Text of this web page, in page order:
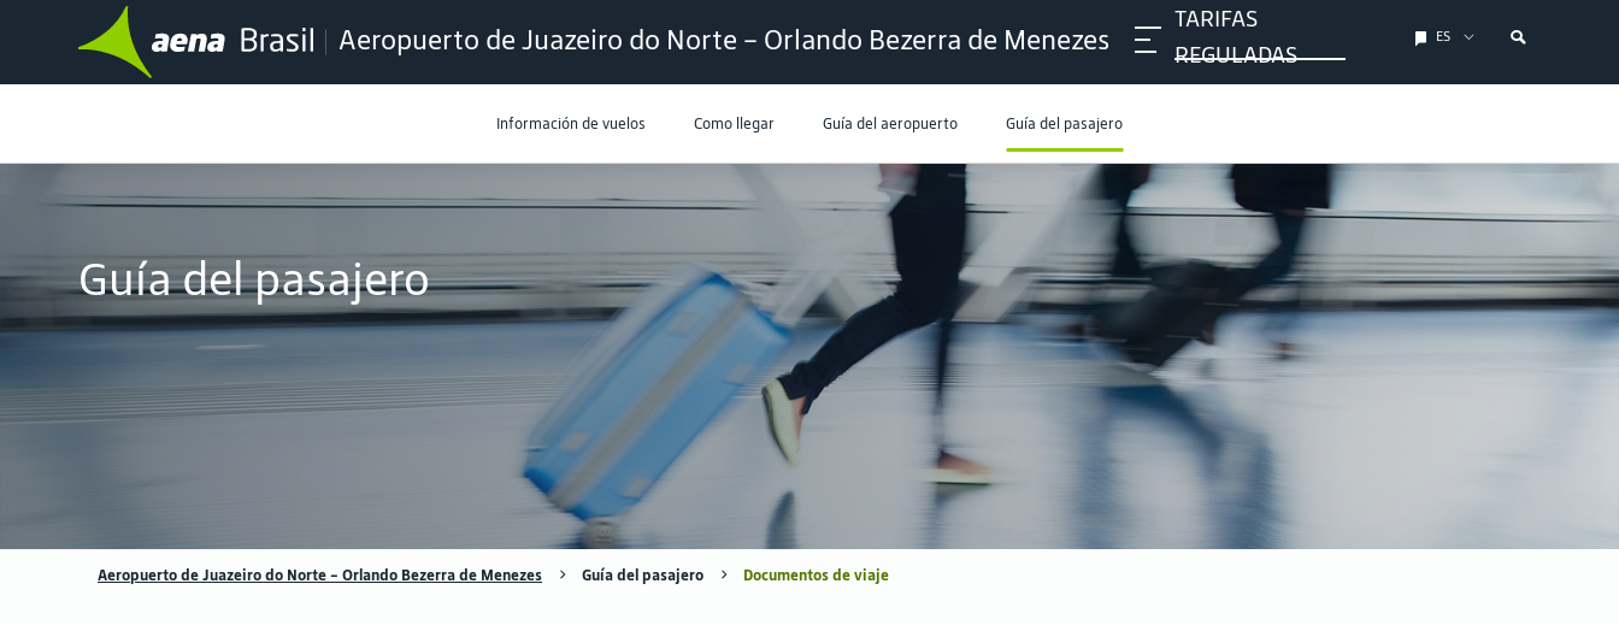
Aeropuerto de Juazeiro do Norte – Orlando Bezerra de Menezes
TARIFAS
REGULADAS
ES
Información de vuelos Como llegar Guía del aeropuerto Guía del pasajero
Guía del pasajero
Aeropuerto de Juazeiro do Norte – Orlando Bezerra de Menezes Guía del pasajero Documentos de viaje